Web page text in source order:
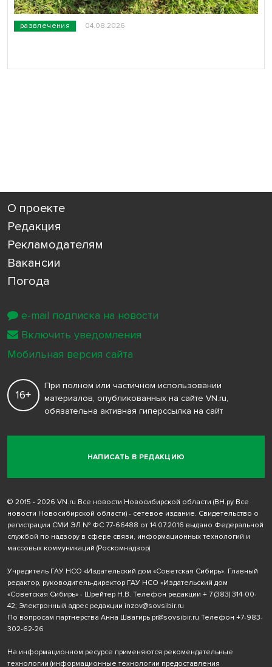
развлечения 04.08.2026
О проекте
Редакция
Рекламодателям
Вакансии
Погода
НАПИСАТЬ В РЕДАКЦИЮ
16+
При полном или частичном использовании
материалов, опубликованных на сайте VN.ru,
обязательна активная гиперссылка на сайт
© 2015 - 2026 VN.ru Все новости Новосибирской области (ВН.ру Все
новости Новосибирской области) - сетевое издание. Свидетельство о
регистрации СМИ ЭЛ № ФС 77-66488 от 14.07.2016 выдано Федеральной
службой по надзору в сфере связи, информационных технологий и
массовых коммуникаций (Роскомнадзор)
Учредитель ГАУ НСО «Издательский дом «Советская Сибирь». Главный
редактор, руководитель-директор ГАУ НСО «Издательский дом
«Советская Сибирь» - Шрейтер Н.В. Телефон редакции + 7 (383) 314-00-
42; Электронный адрес редакции inzov@sovsibir.ru
По вопросам партнерства Анна Швагирь pr@sovsibir.ru Телефон +7-983-
302-62-26
На информационном ресурсе применяются рекомендательные
технологии (информационные технологии предоставления
e-mail подписка на новости
Включить уведомления
Мобильная версия сайта